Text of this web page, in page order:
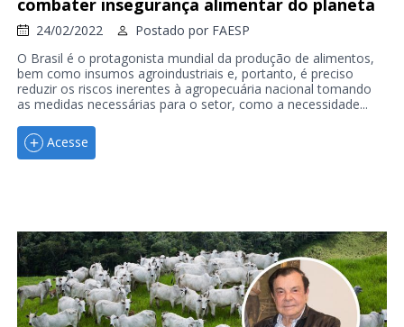
24/02/2022 Postado por FAESP
O Brasil é o protagonista mundial da produção de alimentos,
bem como insumos agroindustriais e, portanto, é preciso
reduzir os riscos inerentes à agropecuária nacional tomando
as medidas necessárias para o setor, como a necessidade...
Acesse